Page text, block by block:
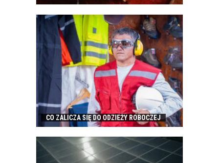
CO ZALICZA SIĘ DO ODZIEŻY ROBOCZEJ